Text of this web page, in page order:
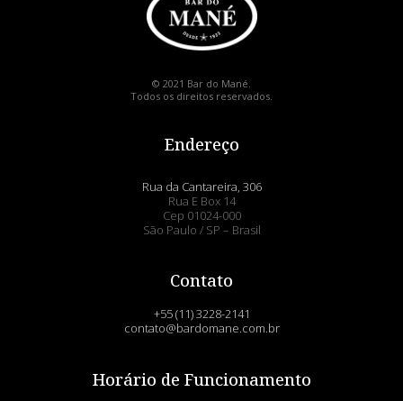
© 2021 Bar do Mané.
Todos os direitos reservados.
Endereço
Rua da Cantareira, 306
Rua E Box 14
Cep 01024-000
São Paulo / SP – Brasil
Contato
+55 (11) 3228-2141
contato@bardomane.com.br
Horário de Funcionamento